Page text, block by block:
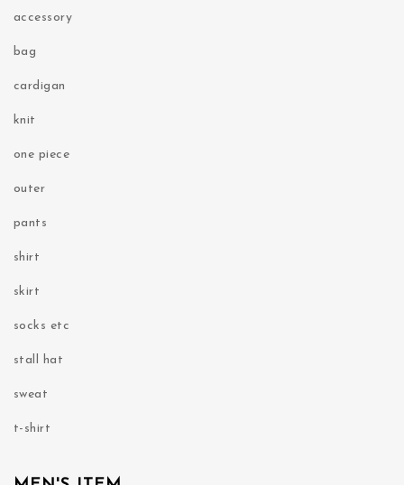
accessory
bag
cardigan
knit
one piece
outer
pants
shirt
skirt
socks etc
stall hat
sweat
t-shirt